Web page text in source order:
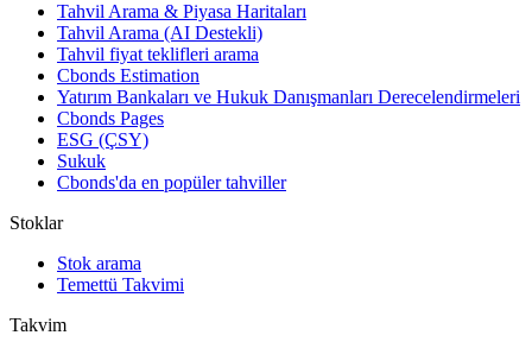
Tahvil Arama & Piyasa Haritaları
Tahvil Arama (AI Destekli)
Tahvil fiyat teklifleri arama
Cbonds Estimation
Yatırım Bankaları ve Hukuk Danışmanları Derecelendirmeleri
Cbonds Pages
ESG (ÇSY)
Sukuk
Cbonds'da en popüler tahviller
Stoklar
Stok arama
Temettü Takvimi
Takvim